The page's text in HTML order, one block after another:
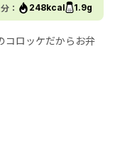
： 248kcal 1.9g
ロッケだからお弁